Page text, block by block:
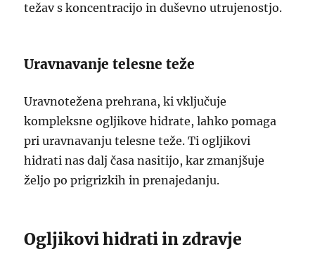
težav s koncentracijo in duševno utrujenostjo.
Uravnavanje telesne teže
Uravnotežena prehrana, ki vključuje
kompleksne ogljikove hidrate, lahko pomaga
pri uravnavanju telesne teže. Ti ogljikovi
hidrati nas dalj časa nasitijo, kar zmanjšuje
željo po prigrizkih in prenajedanju.
Ogljikovi hidrati in zdravje